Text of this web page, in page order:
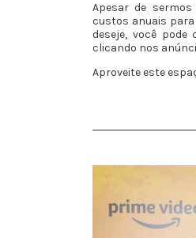
Apesar de
custos anuais
deseje, você
clicando nos
Aproveite este